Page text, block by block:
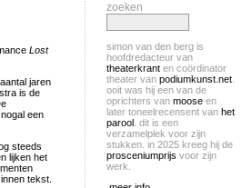
Lost
jaren
is de
een
steeds
lijken het
tekst.
zoeken
simon van den berg is
hoofdredacteur van
theaterkrant en coördinator
theater van podiumkunst.net
ooit was hij een van de
oprichters van moose en
later toneelrecensent van het
parool . dit is een
verzamelplek voor zijn
stukken. in 2025 kreeg hij de
prosceniumprijs voor zijn
werk.